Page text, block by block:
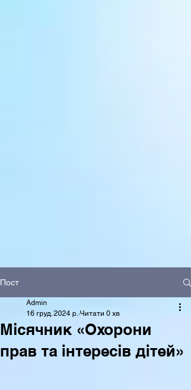
Пост
Місячник «Охорони
прав та інтересів дітей»
Admin
16 груд. 2024 р. Читати 0 хв